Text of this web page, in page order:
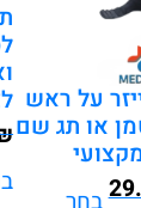
על ראש
או תג שם
המחיר